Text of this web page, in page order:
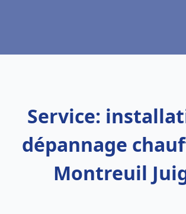
Service:
dépannage
Montreuil